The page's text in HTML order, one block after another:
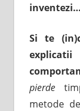
inventezi…
Si te
pierde
metode